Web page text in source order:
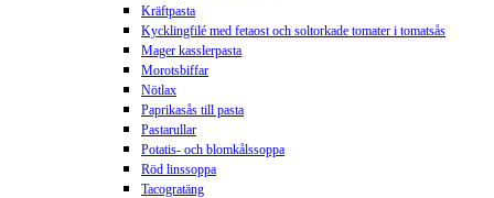
Kräftpasta
Kycklingfilé med fetaost och soltorkade tomater i tomatsås
Mager kasslerpasta
Morotsbiffar
Nötlax
Paprikasås till pasta
Pastarullar
Potatis- och blomkålssoppa
Röd linssoppa
Tacogratäng